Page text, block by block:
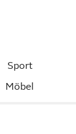
Sport
Möbel